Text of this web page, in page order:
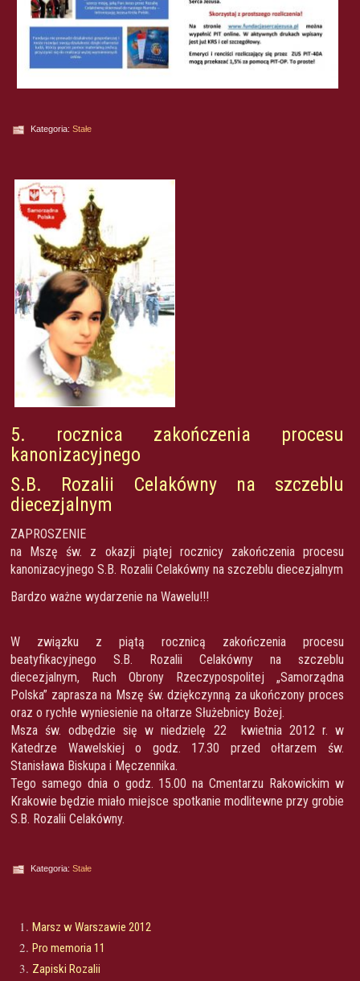
Kategoria: Stałe
5. rocznica zakończenia procesu
kanonizacyjnego
S.B. Rozalii Celakówny na szczeblu
diecezjalnym
ZAPROSZENIE
na Mszę św. z okazji piątej rocznicy zakończenia procesu
kanonizacyjnego S.B. Rozalii Celakówny na szczeblu diecezjalnym
Bardzo ważne wydarzenie na Wawelu!!!
W związku z piątą rocznicą zakończenia procesu
beatyfikacyjnego S.B. Rozalii Celakówny na szczeblu
diecezjalnym, Ruch Obrony Rzeczypospolitej „Samorządna
Polska” zaprasza na Mszę św. dziękczynną za ukończony proces
oraz o rychłe wyniesienie na ołtarze Służebnicy Bożej.
Msza św. odbędzie się w niedzielę 22 kwietnia 2012 r. w
Katedrze Wawelskiej o godz. 17.30 przed ołtarzem św.
Stanisława Biskupa i Męczennika.
Tego samego dnia o godz. 15.00 na Cmentarzu Rakowickim w
Krakowie będzie miało miejsce spotkanie modlitewne przy grobie
S.B. Rozalii Celakówny.
Kategoria: Stałe
Marsz w Warszawie 2012
Pro memoria 11
Zapiski Rozalii